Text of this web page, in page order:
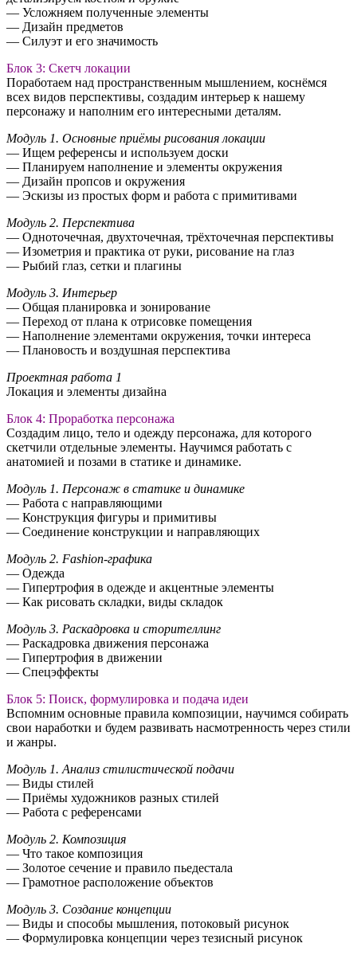
— Усложняем полученные элементы
— Дизайн предметов
— Силуэт и его значимость
Блок 3: Скетч локации
Поработаем над пространственным мышлением, коснёмся
всех видов перспективы, создадим интерьер к нашему
персонажу и наполним его интересными деталям.
Модуль 1. Основные приёмы рисования локации
— Ищем референсы и используем доски
— Планируем наполнение и элементы окружения
— Дизайн пропсов и окружения
— Эскизы из простых форм и работа с примитивами
Модуль 2. Перспектива
— Одноточечная, двухточечная, трёхточечная перспективы
— Изометрия и практика от руки, рисование на глаз
— Рыбий глаз, сетки и плагины
Модуль 3. Интерьер
— Общая планировка и зонирование
— Переход от плана к отрисовке помещения
— Наполнение элементами окружения, точки интереса
— Плановость и воздушная перспектива
Проектная работа 1
Локация и элементы дизайна
Блок 4: Проработка персонажа
Создадим лицо, тело и одежду персонажа, для которого
скетчили отдельные элементы. Научимся работать с
анатомией и позами в статике и динамике.
Модуль 1. Персонаж в статике и динамике
— Работа с направляющими
— Конструкция фигуры и примитивы
— Соединение конструкции и направляющих
Модуль 2. Fashion-графика
— Одежда
— Гипертрофия в одежде и акцентные элементы
— Как рисовать складки, виды складок
Модуль 3. Раскадровка и сторителлинг
— Раскадровка движения персонажа
— Гипертрофия в движении
— Спецэффекты
Блок 5: Поиск, формулировка и подача идеи
Вспомним основные правила композиции, научимся собирать
свои наработки и будем развивать насмотренность через стили
и жанры.
Модуль 1. Анализ стилистической подачи
— Виды стилей
— Приёмы художников разных стилей
— Работа с референсами
Модуль 2. Композиция
— Что такое композиция
— Золотое сечение и правило пьедестала
— Грамотное расположение объектов
Модуль 3. Создание концепции
— Виды и способы мышления, потоковый рисунок
— Формулировка концепции через тезисный рисунок